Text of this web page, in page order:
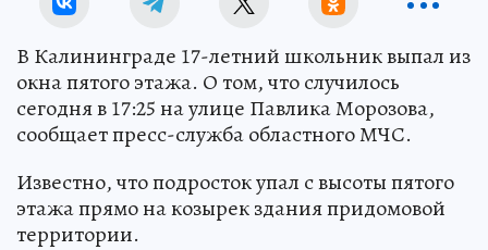
В Калининграде 17-летний школьник выпал из
окна пятого этажа. О том, что случилось
сегодня в 17:25 на улице Павлика Морозова,
сообщает пресс-служба областного МЧС.
Известно, что подросток упал с высоты пятого
этажа прямо на козырек здания придомовой
территории.